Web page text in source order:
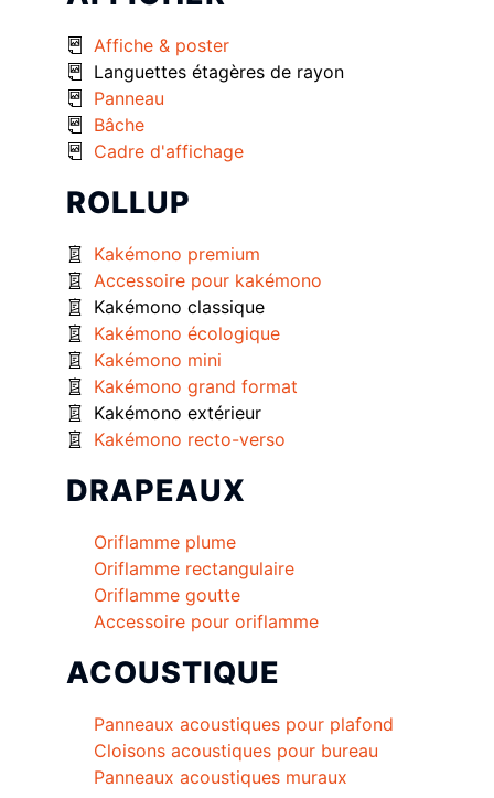
Affiche & poster
Languettes étagères de rayon
Panneau
Bâche
Cadre d'affichage
ROLLUP
Kakémono premium
Accessoire pour kakémono
Kakémono classique
Kakémono écologique
Kakémono mini
Kakémono grand format
Kakémono extérieur
Kakémono recto-verso
DRAPEAUX
Oriflamme plume
Oriflamme rectangulaire
Oriflamme goutte
Accessoire pour oriflamme
ACOUSTIQUE
Panneaux acoustiques pour plafond
Cloisons acoustiques pour bureau
Panneaux acoustiques muraux